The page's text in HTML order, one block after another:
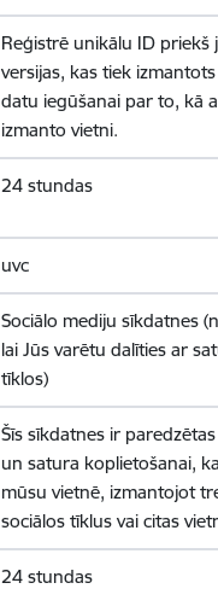
Reģistrē unikālu ID priekš
versijas, kas tiek
datu iegūšanai par to, kā
izmanto vietni.
24 stundas
uvc
Sociālo mediju sīkdatnes
lai Jūs varētu dalīties ar
tīklos)
Šīs sīkdatnes ir
un satura koplietošanai,
mūsu vietnē, izmantojot
sociālos tīklus vai citas
24 stundas